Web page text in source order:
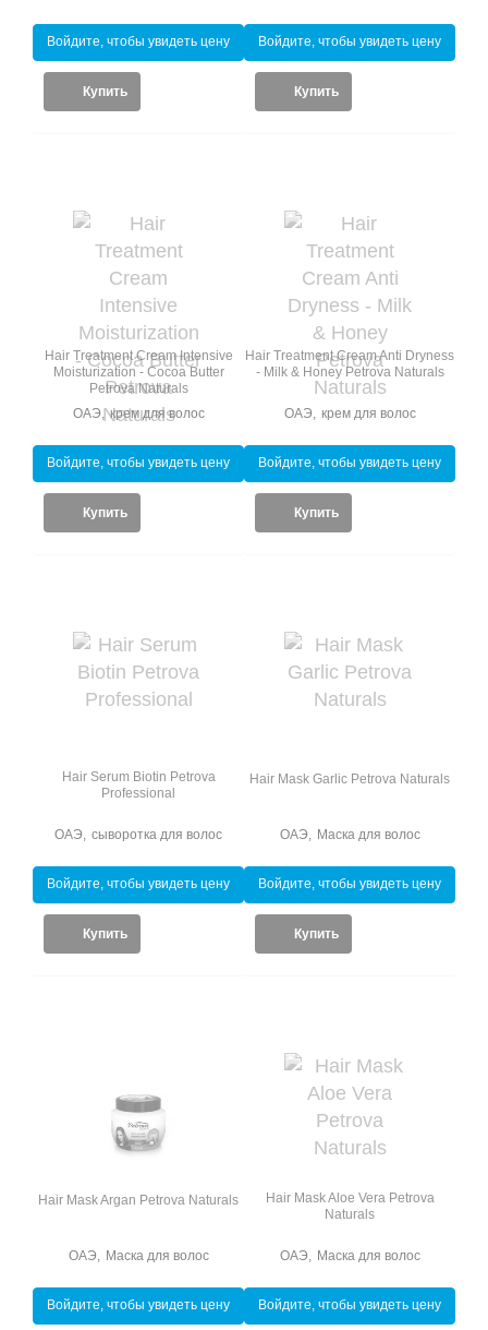
Войдите, чтобы увидеть цену
Купить
Войдите, чтобы увидеть цену
Купить
Hair Treatment Cream Intensive
Moisturization - Cocoa Butter
Petrova Naturals
крем для волос
ОАЭ ,
Войдите, чтобы увидеть цену
Купить
Hair Treatment Cream Anti Dryness
- Milk & Honey Petrova Naturals
крем для волос
ОАЭ
Войдите, чтобы увидеть цену
Купить
Hair Serum Biotin Petrova
Professional
сыворотка для волос
ОАЭ
Войдите, чтобы увидеть цену
Купить
Hair Mask Garlic Petrova Naturals
Маска для волос
ОАЭ
Войдите, чтобы увидеть цену
Купить
Hair Mask Argan Petrova Naturals
Маска для волос
ОАЭ
Войдите, чтобы увидеть цену
Hair Mask Aloe Vera Petrova
Naturals
Маска для волос
ОАЭ
Войдите, чтобы увидеть цену